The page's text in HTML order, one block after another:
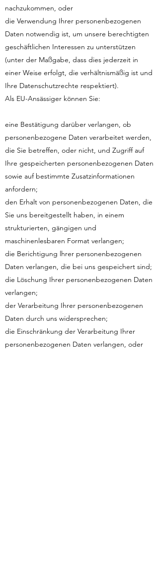
nachzukommen, oder
die Verwendung Ihrer personenbezogenen
Daten notwendig ist, um unsere berechtigten
geschäftlichen Interessen zu unterstützen
(unter der Maßgabe, dass dies jederzeit in
einer Weise erfolgt, die verhältnismäßig ist und
Ihre Datenschutzrechte respektiert).
Als EU-Ansässiger können Sie:
eine Bestätigung darüber verlangen, ob
personenbezogene Daten verarbeitet werden,
die Sie betreffen, oder nicht, und Zugriff auf
Ihre gespeicherten personenbezogenen Daten
sowie auf bestimmte Zusatzinformationen
anfordern;
den Erhalt von personenbezogenen Daten, die
Sie uns bereitgestellt haben, in einem
strukturierten, gängigen und
maschinenlesbaren Format verlangen;
die Berichtigung lhrer personenbezogenen
Daten verlangen, die bei uns gespeichert sind;
die Löschung Ihrer personenbezogenen Daten
verlangen;
der Verarbeitung Ihrer personenbezogenen
Daten durch uns widersprechen;
die Einschränkung der Verarbeitung Ihrer
personenbezogenen Daten verlangen, oder